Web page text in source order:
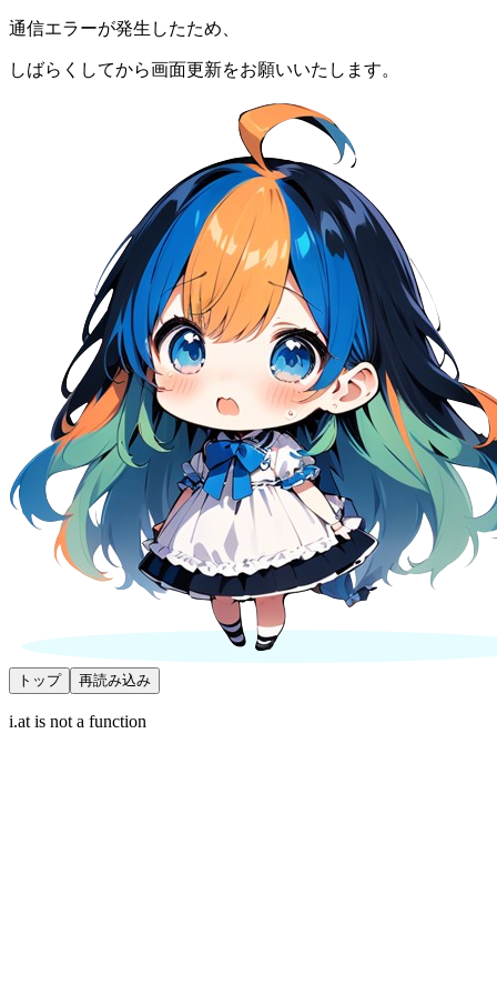
通信エラーが発生したため、
しばらくしてから画面更新をお願いいたします。
トップ 再読み込み
i.at is not a function